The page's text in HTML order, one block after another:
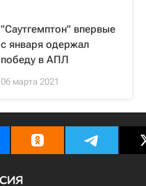
"Саутгемптон" впервые
с января одержал
победу в АПЛ
06 марта 2021